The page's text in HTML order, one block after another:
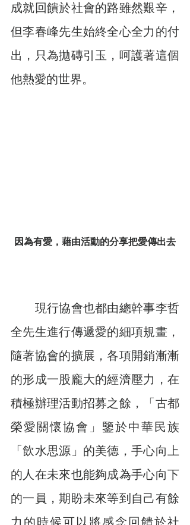
成就回饋於社會的路雖然艱辛，
但李春峰先生始終全心全力的付
出，只為拋磚引玉，呵護著這個
他熱愛的世界。
因為有愛，藉由活動的分享把愛傳出去
現行協會也都由總幹事李哲
全先生進行傳遞愛的細項規畫，
隨著協會的擴展，各項開銷漸漸
的形成一股龐大的經濟壓力，在
積極辦理活動招募之餘，「古都
榮愛關懷協會」鑒於中華民族
「飲水思源」的美德，手心向上
的人在未來也能夠成為手心向下
的一員，期盼未來等到自己有餘